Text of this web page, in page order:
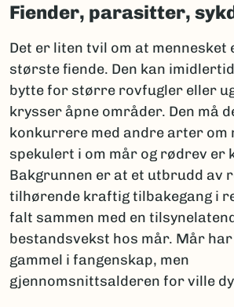
Fiender, parasitter,
Det er liten tvil om at mennesket
største fiende. Den kan
bytte for større rovfugler eller
krysser åpne områder. Den må
konkurrere med andre arter om
spekulert i om mår og rødrev er
Bakgrunnen er at et utbrudd av
tilhørende kraftig tilbakegang i
falt sammen med en
bestandsvekst hos mår. Mår
gammel i fangenskap, men
gjennomsnittsalderen for ville